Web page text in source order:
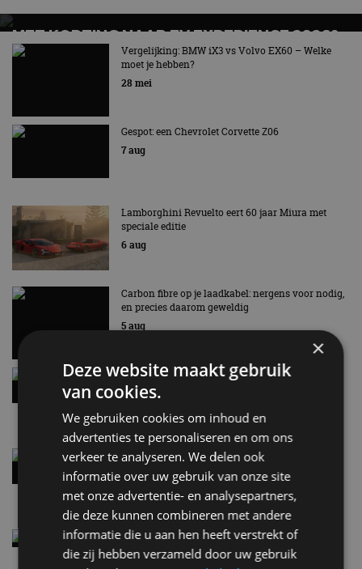
MET KORTING NAAR EV EXPERIENCE 2026?
AUTORAI REGELT HET!
EV Experience 2026 van 24 tot 26 september
Vergelijking: BMW iX3 vs Volvo EX60 – Welke
moet je hebben?
28 mei
Gespot: een Chevrolet Corvette Z06
7 aug
Lamborghini Revuelto eert 60 jaar Miura met
speciale editie
6 aug
Carbon fibre op je laadkabel: nergens voor nodig,
en precies daarom geweldig
5 aug
Hennessey Blackbird krijgt atmosferische V8 en
handbak: soms is eenvoud leuker
Audi A2 e-Tron mikt op verbruik van 12,8 kWh
per 100 kilometer
4 aug
Elektrische Geely E2 (tijdelijk) net zo goedkoop
als een Renault Twingo
×
Deze website maakt gebruik
van cookies.
We gebruiken cookies om inhoud en
advertenties te personaliseren en om ons
verkeer te analyseren. We delen ook
informatie over uw gebruik van onze site
met onze advertentie- en analysepartners,
die deze kunnen combineren met andere
informatie die u aan hen heeft verstrekt of
die zij hebben verzameld door uw gebruik